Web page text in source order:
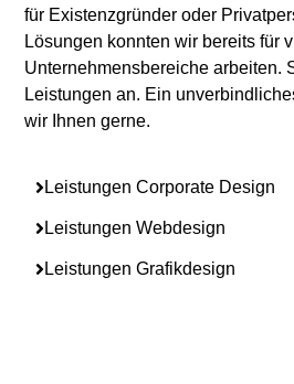
für Existenzgründer oder
Lösungen konnten wir bereits für
Unternehmensbereiche arbeiten.
Leistungen an. Ein
wir Ihnen gerne.
Leistungen Corporate Design
Leistungen Webdesign
Leistungen Grafikdesign